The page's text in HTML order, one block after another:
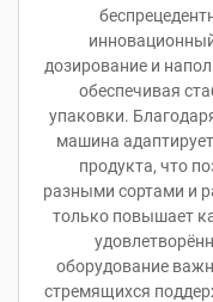
дозирование и
обеспечивая
упаковки.
машина
продукта, что
разными сортами и
только повышает
оборудование
стремящихся